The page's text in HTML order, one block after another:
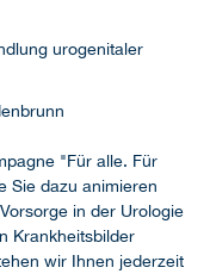
urogenitaler
"Für alle. Für
Sie dazu animieren
in der Urologie
Krankheitsbilder
wir Ihnen jederzeit